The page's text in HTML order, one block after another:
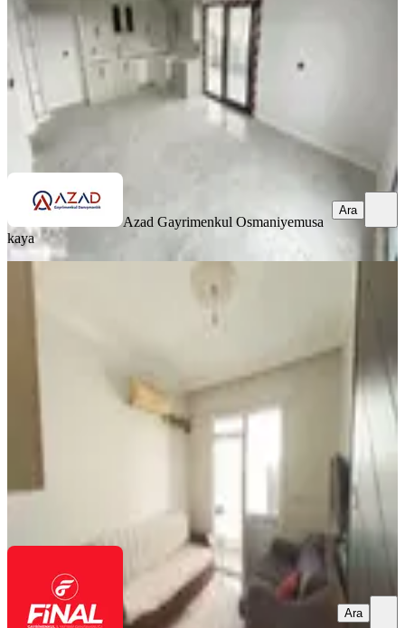
5.750.000 ₺
Azad Gayrimenkul Osmaniye musa kaya
Ara
Azad Gayrimenkul Osmaniyemusa
kaya
Ara
Final Emlaktan Osmaniye,fakıuşağı
Mah.de 1+1 Satılık Daire
1+1· ·08.07.2026
1.100.000 ₺
FİNAL EMLAK & GAYRİMENKUL
Ara